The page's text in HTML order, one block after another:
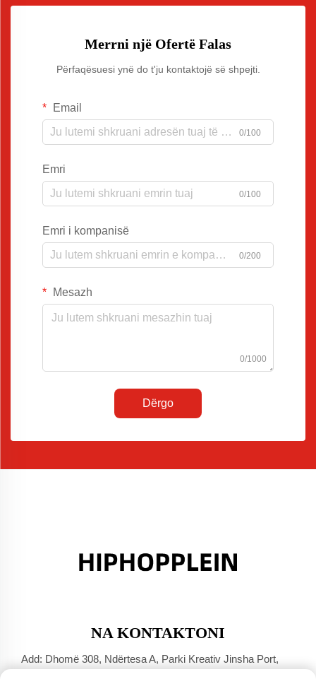
Merrni një Ofertë Falas
Përfaqësuesi ynë do t'ju kontaktojë së shpejti.
Email
0/100
Emri
0/100
Emri i kompanisë
0/200
Mesazh
0/1000
Dërgo
NA KONTAKTONI
Add: Dhomë 308, Ndërtesa A, Parki Kreativ Jinsha Port,